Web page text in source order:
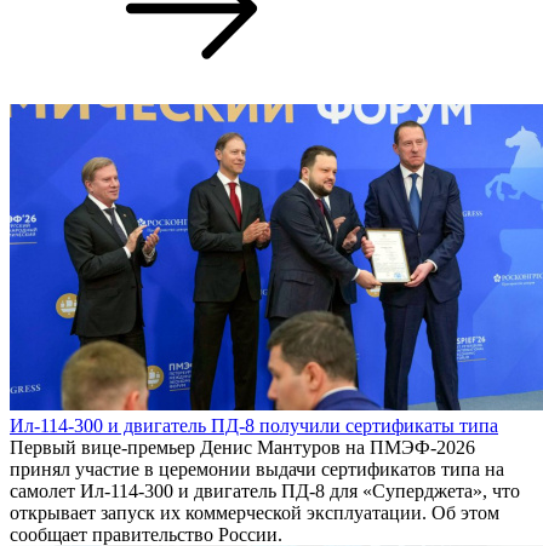
Ил-114-300 и двигатель ПД-8 получили сертификаты типа
Первый вице-премьер Денис Мантуров на ПМЭФ-2026
принял участие в церемонии выдачи сертификатов типа на
самолет Ил-114-300 и двигатель ПД-8 для «Суперджета», что
открывает запуск их коммерческой эксплуатации. Об этом
сообщает правительство России.